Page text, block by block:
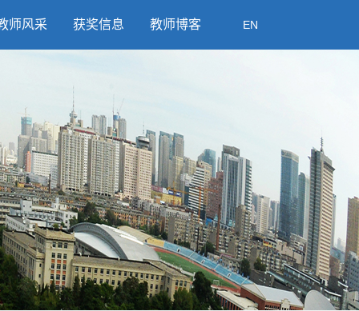
师风采 获奖信息 教师博客 EN